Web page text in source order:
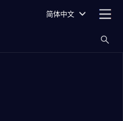
简体中文